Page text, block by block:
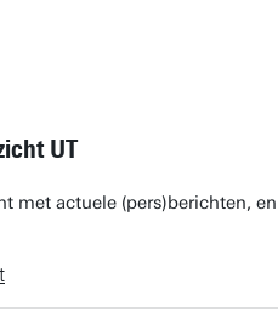
UT
met actuele (pers)berichten,